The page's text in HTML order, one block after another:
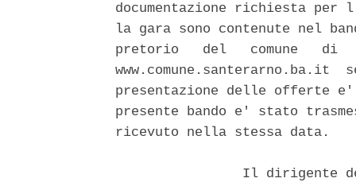
documentazione richiesta
la gara sono contenute nel
pretorio   del   comune   di
presentazione delle offerte
presente bando e' stato
ricevuto nella stessa data.
Il dirigente